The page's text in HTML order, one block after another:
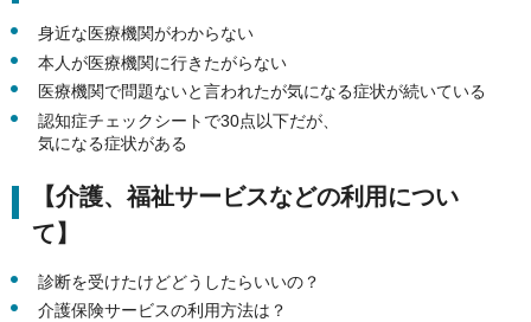
身近な医療機関がわからない
本人が医療機関に行きたがらない
医療機関で問題ないと言われたが気になる症状が続いている
認知症チェックシートで30点以下だが、
気になる症状がある
【介護、福祉サービスなどの利用につい
て】
診断を受けたけどどうしたらいいの？
介護保険サービスの利用方法は？